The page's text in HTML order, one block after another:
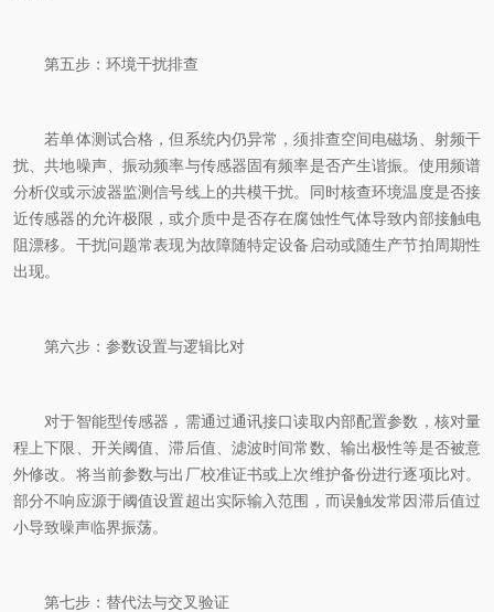
第五步：环境干扰排查
若单体测试合格，但系统内仍异常，须排查空间电磁场、射频干
扰、共地噪声、振动频率与传感器固有频率是否产生谐振。使用频谱
分析仪或示波器监测信号线上的共模干扰。同时核查环境温度是否接
近传感器的允许极限，或介质中是否存在腐蚀性气体导致内部接触电
阻漂移。干扰问题常表现为故障随特定设备启动或随生产节拍周期性
出现。
第六步：参数设置与逻辑比对
对于智能型传感器，需通过通讯接口读取内部配置参数，核对量
程上下限、开关阈值、滞后值、滤波时间常数、输出极性等是否被意
外修改。将当前参数与出厂校准证书或上次维护备份进行逐项比对。
部分不响应源于阈值设置超出实际输入范围，而误触发常因滞后值过
小导致噪声临界振荡。
第七步：替代法与交叉验证